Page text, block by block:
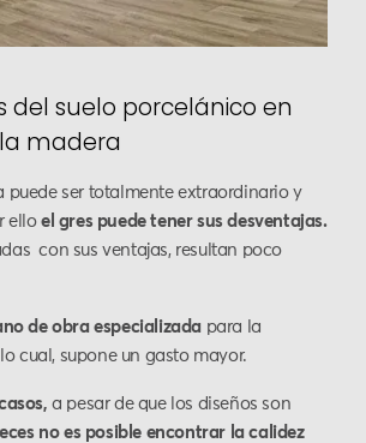
del suelo porcelánico en
madera
puede ser totalmente extraordinario y
ello el gres puede tener sus desventajas.
con sus ventajas, resultan poco
de obra especializada para la
cual, supone un gasto mayor.
a pesar de que los diseños son
no es posible encontrar la calidez